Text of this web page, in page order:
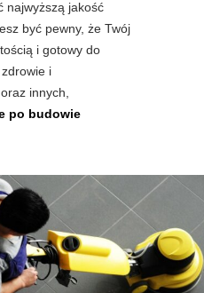
najwyższą jakość
być pewny, że Twój
i gotowy do
i
innych,
po budowie